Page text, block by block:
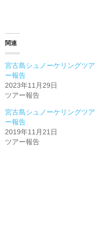
関連
宮古島シュノーケリングツア
ー報告
2023年11月29日
ツアー報告
宮古島シュノーケリングツア
ー報告
2019年11月21日
ツアー報告